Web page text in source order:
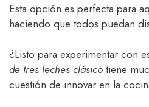
Esta opción es perfecta para
haciendo que todos puedan
¿Listo para experimentar con
de tres leches clásico tiene
cuestión de innovar en la